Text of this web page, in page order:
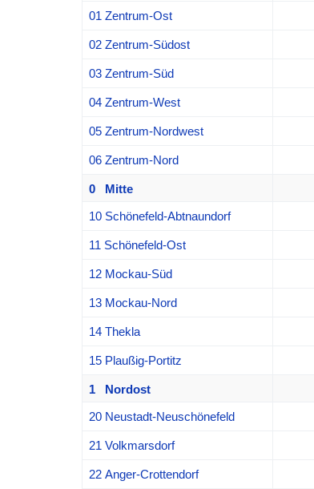
01 Zentrum-Ost
02 Zentrum-Südost
03 Zentrum-Süd
04 Zentrum-West
05 Zentrum-Nordwest
06 Zentrum-Nord
0 Mitte
10 Schönefeld-Abtnaundorf
11 Schönefeld-Ost
12 Mockau-Süd
13 Mockau-Nord
14 Thekla
15 Plaußig-Portitz
1 Nordost
20 Neustadt-Neuschönefeld
21 Volkmarsdorf
22 Anger-Crottendorf